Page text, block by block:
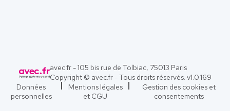
avec.fr - 105 bis rue de Tolbiac, 75013 Paris
Copyright © avec.fr - Tous droits réservés. v1.0.169
Données
personnelles
Mentions légales
et CGU
Gestion des cookies et
consentements